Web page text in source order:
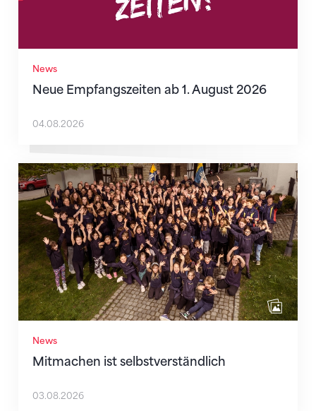
News
Neue Empfangszeiten ab 1. August 2026
04.08.2026
News
Mitmachen ist selbstverständlich
Mitmachen ist selbstverständlich
03.08.2026